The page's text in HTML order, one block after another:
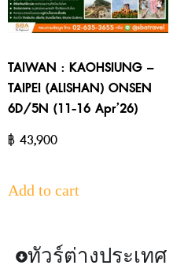
TAIWAN : KAOHSIUNG –
TAIPEI (ALISHAN) ONSEN
6D/5N (11-16 Apr’26)
฿ 43,900
Add to cart
ทัวร์ต่างประเทศ